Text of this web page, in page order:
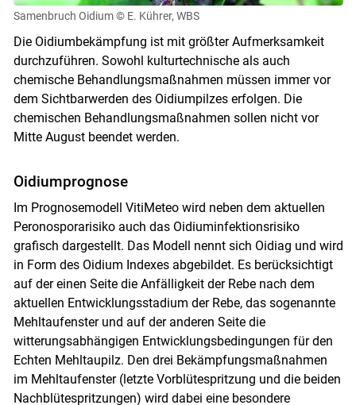
Samenbruch Oidium © E. Kührer, WBS
Die Oidiumbekämpfung ist mit größter Aufmerksamkeit
durchzuführen. Sowohl kulturtechnische als auch
chemische Behandlungsmaßnahmen müssen immer vor
dem Sichtbarwerden des Oidiumpilzes erfolgen. Die
chemischen Behandlungsmaßnahmen sollen nicht vor
Mitte August beendet werden.
Oidiumprognose
Im Prognosemodell VitiMeteo wird neben dem aktuellen
Peronosporarisiko auch das Oidiuminfektionsrisiko
grafisch dargestellt. Das Modell nennt sich Oidiag und wird
in Form des Oidium Indexes abgebildet. Es berücksichtigt
auf der einen Seite die Anfälligkeit der Rebe nach dem
aktuellen Entwicklungsstadium der Rebe, das sogenannte
Mehltaufenster und auf der anderen Seite die
witterungsabhängigen Entwicklungsbedingungen für den
Echten Mehltaupilz. Den drei Bekämpfungsmaßnahmen
im Mehltaufenster (letzte Vorblütespritzung und die beiden
Nachblütespritzungen) wird dabei eine besondere